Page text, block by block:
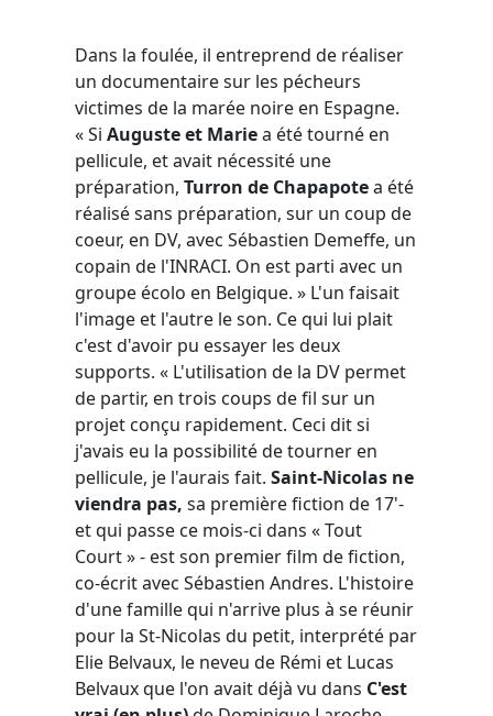
Dans la foulée, il entreprend de réaliser
un documentaire sur les pécheurs
victimes de la marée noire en Espagne.
« Si Auguste et Mariea été tourné en
pellicule, et avait nécessité une
préparation, Turron de Chapapotea été
réalisé sans préparation, sur un coup de
coeur, en DV, avec Sébastien Demeffe, un
copain de l'INRACI. On est parti avec un
groupe écolo en Belgique. » L'un faisait
l'image et l'autre le son. Ce qui lui plait
c'est d'avoir pu essayer les deux
supports. « L'utilisation de la DV permet
de partir, en trois coups de fil sur un
projet conçu rapidement. Ceci dit si
j'avais eu la possibilité de tourner en
pellicule, je l'aurais fait. Saint-Nicolas ne
viendra pas, sa première fiction de 17'-
et qui passe ce mois-ci dans « Tout
Court » - est son premier film de fiction,
co-écrit avec Sébastien Andres. L'histoire
d'une famille qui n'arrive plus à se réunir
pour la St-Nicolas du petit, interprété par
Elie Belvaux, le neveu de Rémi et Lucas
Belvaux que l'on avait déjà vu dans C'est